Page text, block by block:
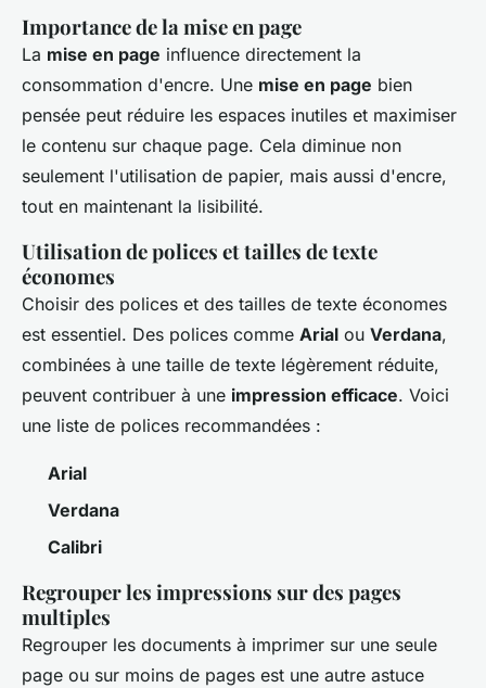
Importance de la mise en page
La mise en page influence directement la
consommation d'encre. Une mise en page bien
pensée peut réduire les espaces inutiles et maximiser
le contenu sur chaque page. Cela diminue non
seulement l'utilisation de papier, mais aussi d'encre,
tout en maintenant la lisibilité.
Utilisation de polices et tailles de texte
économes
Choisir des polices et des tailles de texte économes
est essentiel. Des polices comme Arial ou Verdana,
combinées à une taille de texte légèrement réduite,
peuvent contribuer à une impression efficace. Voici
une liste de polices recommandées :
Arial
Verdana
Calibri
Regrouper les impressions sur des pages
multiples
Regrouper les documents à imprimer sur une seule
page ou sur moins de pages est une autre astuce